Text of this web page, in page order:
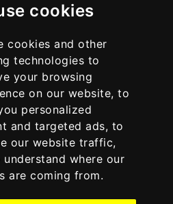
cookies
cookies and other
technologies to
your browsing
on our website, to
personalized
and targeted ads, to
our website traffic,
understand where our
are coming from.